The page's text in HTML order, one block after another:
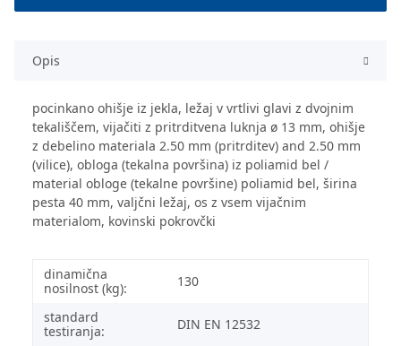
Opis
pocinkano ohišje iz jekla, ležaj v vrtlivi glavi z dvojnim
tekališčem, vijačiti z pritrditvena luknja ø 13 mm, ohišje
z debelino materiala 2.50 mm (pritrditev) and 2.50 mm
(vilice), obloga (tekalna površina) iz poliamid bel /
material obloge (tekalne površine) poliamid bel, širina
pesta 40 mm, valjčni ležaj, os z vsem vijačnim
materialom, kovinski pokrovčki
dinamična
nosilnost (kg):
130
standard
testiranja:
DIN EN 12532